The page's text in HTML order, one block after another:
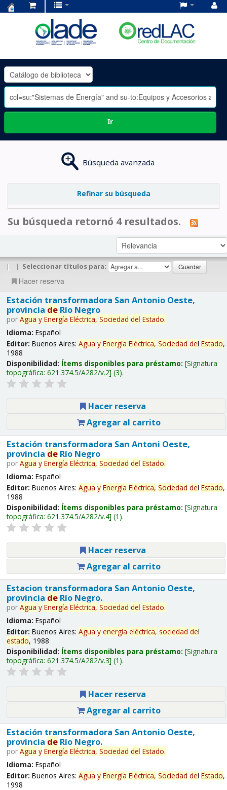
OLADE
-
Ir
Búsqueda avanzada
Refinar su búsqueda
Su búsqueda retornó 4 resultados.
| | Seleccionar títulos para:
Hacer reserva
Estación transformadora San Antonio Oeste,
provincia deRío Negro
por Agua y Energía Eléctrica, Sociedad del Estado.
Idioma: Español
Editor: Buenos Aires: Agua y Energía Eléctrica, Sociedad del Estado,
1988
Disponibilidad: Ítems disponibles para préstamo: Signatura
topográfica: 621.374.5/A282/v.2 (3).
Hacer reserva
Agregar al carrito
Estación transformadora San Antoni Oeste,
provincia deRío Negro
por Agua y Energía Eléctrica, Sociedad del Estado.
Idioma: Español
Editor: Buenos Aires: Agua y Energía Eléctrica, Sociedad del Estado,
1988
Disponibilidad: Ítems disponibles para préstamo: Signatura
topográfica: 621.374.5/A282/v.4 (1).
Hacer reserva
Agregar al carrito
Estacion transformadora San Antonio Oeste,
provincia deRío Negro.
por Agua y Energía Eléctrica, Sociedad del Estado.
Idioma: Español
Editor: Buenos Aires: Agua y energía eléctrica, sociedad del
estado, 1988
Disponibilidad: Ítems disponibles para préstamo: Signatura
topográfica: 621.374.5/A282/v.3 (1).
Hacer reserva
Agregar al carrito
Estación transformadora San Antonio Oeste,
provincia deRío Negro.
por Agua y Energía Eléctrica, Sociedad del Estado.
Idioma: Español
Editor: Buenos Aires: Agua y Energía Eléctrica, Sociedad del Estado,
1998